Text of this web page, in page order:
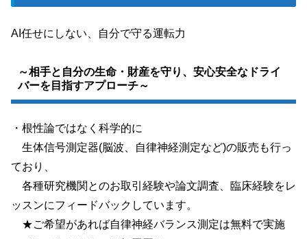
AI任せにしない、自分で守る運転力
～相手と自分の生命・財産を守り、安心安全なドライ
バーを目指すアプローチ～
・根性論ではなく科学的に
生体信号測定器(脳波、自律神経測定など)の販売も行っ
ており、
各種研究機関とのお取引経験や論文調査、臨床経験をレ
ッスンにフィードバックしています。
★ご希望があれば自律神経バランス測定は無料で実施